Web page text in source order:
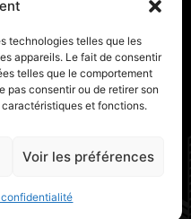
technologies telles que les
appareils. Le fait de consentir
telles que le comportement
pas consentir ou de retirer son
et fonctions.
Voir les préférences
IA
Robotique
Espace
PC & Composants Gaming